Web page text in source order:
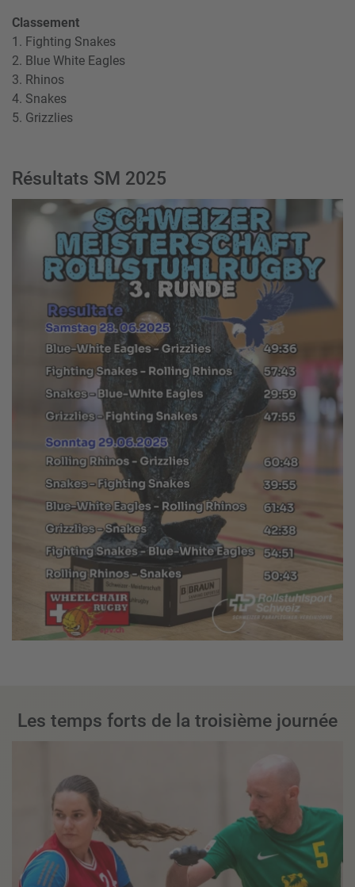
Classement
1. Fighting Snakes
2. Blue White Eagles
3. Rhinos
4. Snakes
5. Grizzlies
Résultats SM 2025
Les temps forts de la troisième journée